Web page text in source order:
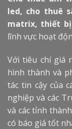
led, cho thuê
matrix, thiết
lĩnh vực hoạt
Với tiêu chí giá
hình thành và
tác tin cậy của
nghiệp và các
và các tỉnh
có báo giá tốt